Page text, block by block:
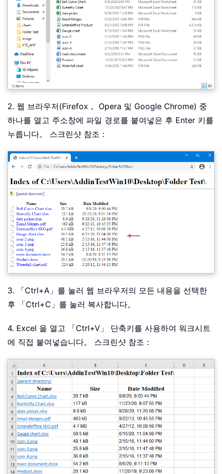
2. 웹 브라우저(Firefox， Opera 및 Google Chrome) 중
하나를 열고 주소창에 파일 경로를 붙여넣은 후 Enter 키를
누릅니다。 스크린샷 참조：
3. 「Ctrl+A」를 눌러 웹 브라우저의 모든 내용을 선택한
후 「Ctrl+C」를 눌러 복사합니다。
4. Excel 을 열고 「Ctrl+V」 단축키를 사용하여 워크시트
에 직접 붙여넣습니다。 스크린샷 참조：